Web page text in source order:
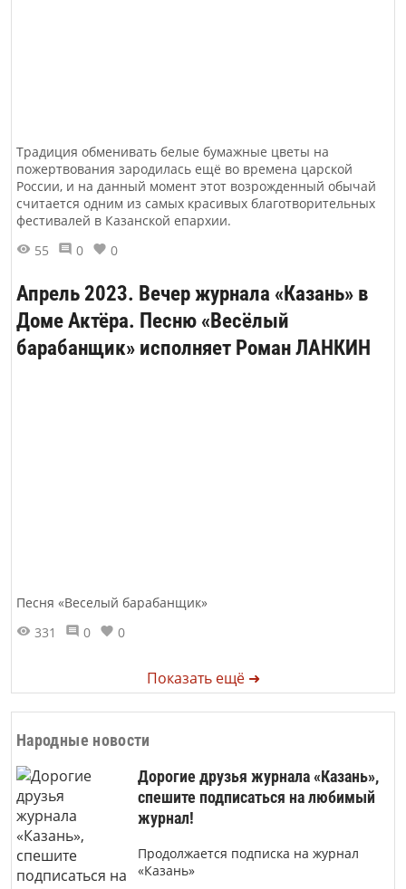
Традиция обменивать белые бумажные цветы на
пожертвования зародилась ещё во времена царской
России, и на данный момент этот возрожденный обычай
считается одним из самых красивых благотворительных
фестивалей в Казанской епархии.
55
0 0
Апрель 2023. Вечер журнала «Казань» в
Доме Актёра. Песню «Весёлый
барабанщик» исполняет Роман ЛАНКИН
Песня «Веселый барабанщик»
331
0 0
Показать ещё ➜
Народные новости
Дорогие друзья журнала «Казань»,
спешите подписаться на любимый
журнал!
Продолжается подписка на журнал
«Казань»